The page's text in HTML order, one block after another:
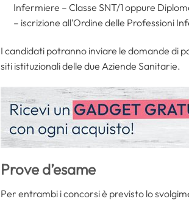
Infermiere – Classe SNT/1 oppure
– iscrizione all’Ordine delle Professioni
I candidati potranno inviare le domande di
siti istituzionali delle due Aziende Sanitarie.
Prove d’esame
Per entrambi i concorsi è previsto lo